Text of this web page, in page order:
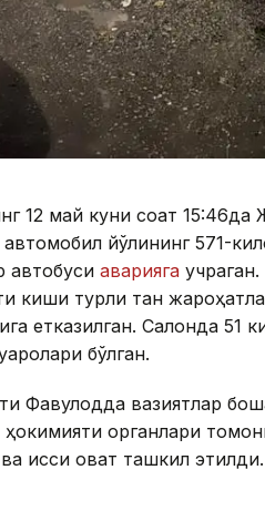
12 май куни соат
йўлининг 571-
автобуси аварияга
киши турли тан
етказилган. Салонда
бўлган.
Фавқулодда вазиятлар
органлари
иссиқ овқат ташкил этилди.